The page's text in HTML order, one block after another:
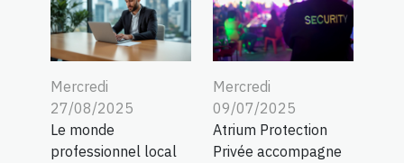
Mercredi
27/08/2025
Le monde
professionnel local
Mercredi
09/07/2025
Atrium Protection
Privée accompagne